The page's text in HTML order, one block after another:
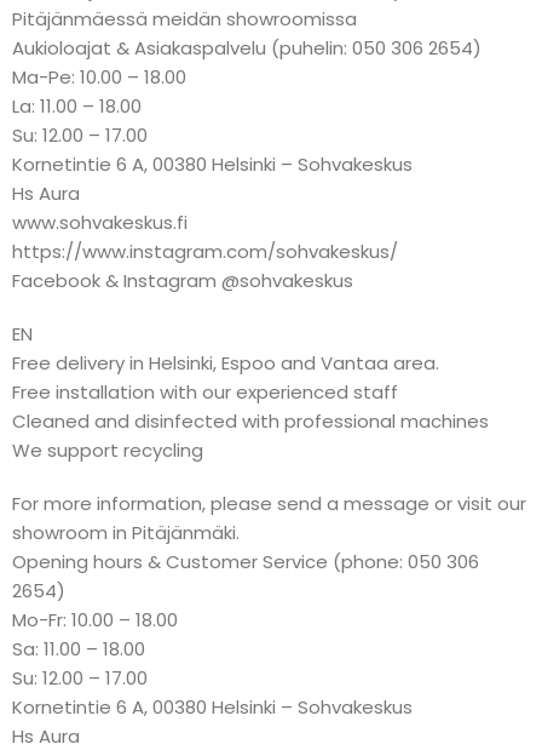
Pitäjänmäessä meidän showroomissa
Aukioloajat & Asiakaspalvelu (puhelin: 050 306 2654)
Ma-Pe: 10.00 – 18.00
La: 11.00 – 18.00
Su: 12.00 – 17.00
Kornetintie 6 A, 00380 Helsinki – Sohvakeskus
Hs Aura
www.sohvakeskus.fi
https://www.instagram.com/sohvakeskus/
Facebook & Instagram @sohvakeskus
EN
Free delivery in Helsinki, Espoo and Vantaa area.
Free installation with our experienced staff
Cleaned and disinfected with professional machines
We support recycling
For more information, please send a message or visit our
showroom in Pitäjänmäki.
Opening hours & Customer Service (phone: 050 306
2654)
Mo-Fr: 10.00 – 18.00
Sa: 11.00 – 18.00
Su: 12.00 – 17.00
Kornetintie 6 A, 00380 Helsinki – Sohvakeskus
Hs Aura